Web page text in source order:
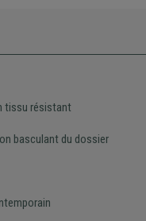
tissu résistant
basculant du dossier